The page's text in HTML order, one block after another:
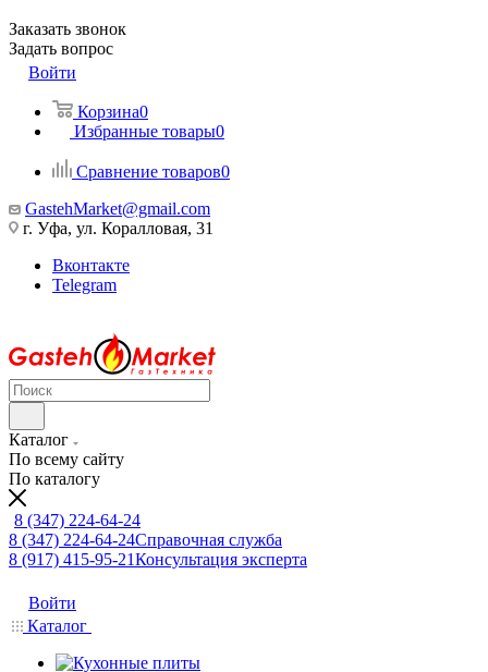
Заказать звонок
Задать вопрос
Войти
Корзина0
Избранные товары0
Сравнение товаров0
GastehMarket@gmail.com
г. Уфа, ул. Коралловая, 31
Вконтакте
Telegram
Каталог
По всему сайту
По каталогу
8 (347) 224-64-24
8 (347) 224-64-24Справочная служба
8 (917) 415-95-21Консультация эксперта
Войти
Каталог